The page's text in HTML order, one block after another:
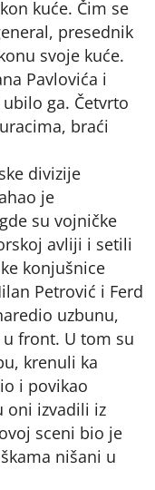
kuće. Čim se
presednik
svoje kuće.
Pavlovića i
ga. Četvrto
braći
divizije
je
su vojničke
avliji i setili
konjušnice
Petrović i Ferd
uzbunu,
front. U tom su
krenuli ka
i povikao
oni izvadili iz
sceni bio je
nišani u